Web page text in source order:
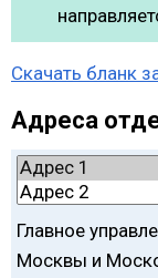
Скачать бланк
Адреса
Главное
Москвы и